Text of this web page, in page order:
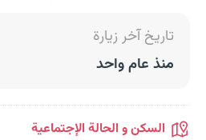
تاريخ آخر زيارة
منذ عام واحد
السكن و الحالة الإجتماعية